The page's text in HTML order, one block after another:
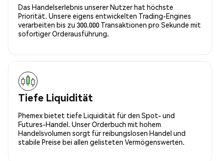
Das Handelserlebnis unserer Nutzer hat höchste
Priorität. Unsere eigens entwickelten Trading-Engines
verarbeiten bis zu 300.000 Transaktionen pro Sekunde mit
sofortiger Orderausführung.
Tiefe Liquidität
Phemex bietet tiefe Liquidität für den Spot- und
Futures-Handel. Unser Orderbuch mit hohem
Handelsvolumen sorgt für reibungslosen Handel und
stabile Preise bei allen gelisteten Vermögenswerten.